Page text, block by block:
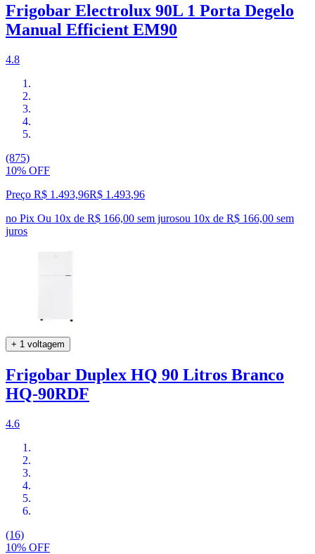
Frigobar Electrolux 90L 1 Porta Degelo
Manual Efficient EM90
4.8
(875)
10% OFF
Preço R$ 1.493,96R$ 1.493,96
no Pix Ou 10x de R$ 166,00 sem jurosou 10x de R$ 166,00 sem
juros
+ 1 voltagem
Frigobar Duplex HQ 90 Litros Branco
HQ-90RDF
4.6
(16)
10% OFF